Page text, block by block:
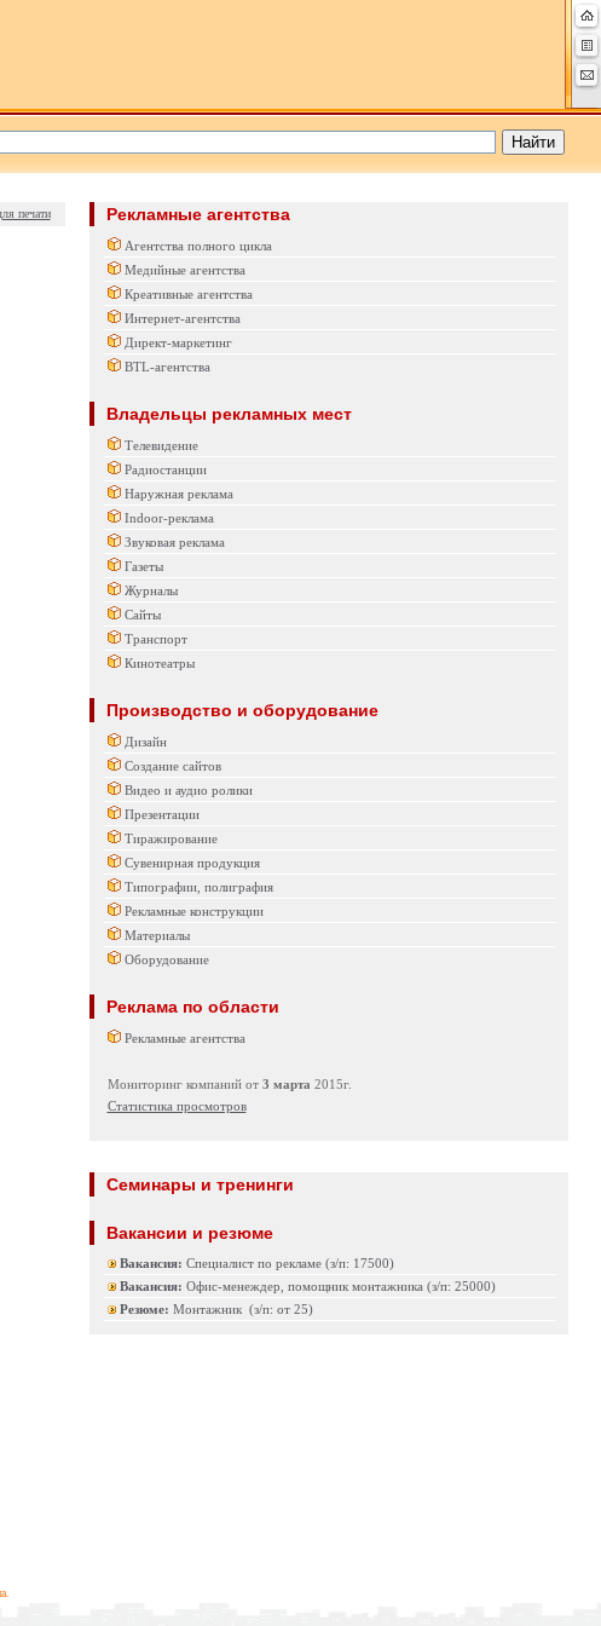
печати Рекламные агентства
Агентства полного цикла
Медийные агентства
Креативные агентства
Интернет-агентства
Директ-маркетинг
BTL-агентства
Владельцы рекламных мест
Телевидение
Радиостанции
Наружная реклама
Indoor-реклама
Звуковая реклама
Газеты
Журналы
Сайты
Транспорт
Кинотеатры
Производство и оборудование
Дизайн
Создание сайтов
Видео и аудио ролики
Презентации
Тиражирование
Сувенирная продукция
Типографии, полиграфия
Рекламные конструкции
Материалы
Оборудование
Реклама по области
Рекламные агентства
Мониторинг компаний от 3 марта 2015г.
Статистика просмотров
Семинары и тренинги
Вакансии и резюме
Вакансия: Специалист по рекламе (з/п: 17500)
Вакансия: Офис-менеждер, помощник монтажника (з/п: 25000)
Резюме: Монтажник (з/п: от 25)